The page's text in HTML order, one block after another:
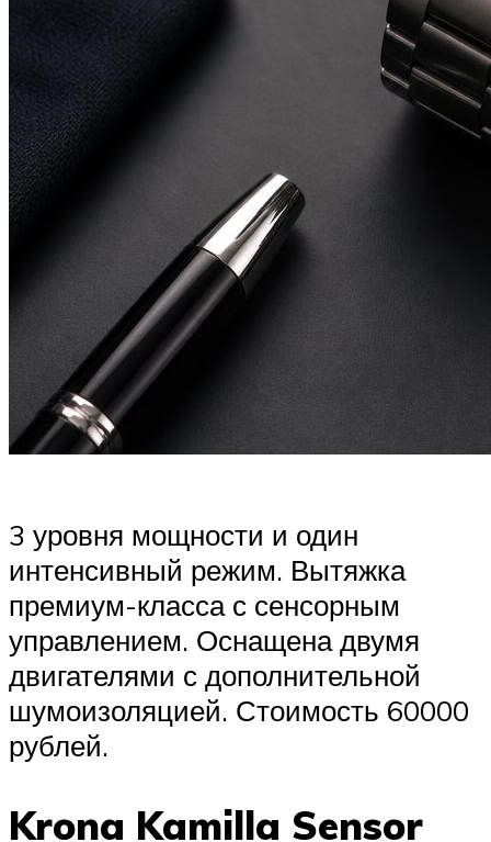
3 уровня мощности и один
интенсивный режим. Вытяжка
премиум-класса с сенсорным
управлением. Оснащена двумя
двигателями с дополнительной
шумоизоляцией. Стоимость 60000
рублей.
Krona Kamilla Sensor